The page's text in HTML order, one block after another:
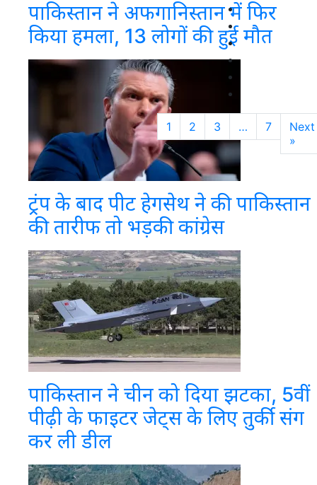
पाकिस्तान ने अफगानिस्तान में फिर
किया हमला, 13 लोगों की हुई मौत
ट्रंप के बाद पीट हेगसेथ ने की पाकिस्तान
की तारीफ तो भड़की कांग्रेस
पाकिस्तान ने चीन को दिया झटका, 5वीं
पीढ़ी के फाइटर जेट्स के लिए तुर्की संग
कर ली डील
1 2 3 … 7
Next
»